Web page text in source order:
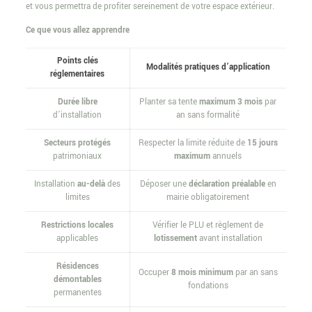
et vous permettra de profiter sereinement de votre espace extérieur.
Ce que vous allez apprendre
Points clés
réglementaires
Modalités pratiques d’application
Durée libre
d’installation
Planter sa tentemaximum 3 mois par
an sans formalité
Secteurs protégés
patrimoniaux
Respecter la limite réduite de 15 jours
maximumannuels
Installationau-delàdes
limites
Déposer unedéclaration préalableen
mairie obligatoirement
Restrictions locales
applicables
Vérifier le PLU et règlement de
lotissementavant installation
Résidences
démontables
permanentes
Occuper8 mois minimumpar an sans
fondations